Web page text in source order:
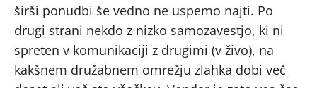
širši ponudbi še vedno ne uspemo najti. Po
drugi strani nekdo z nizko samozavestjo, ki ni
spreten v komunikaciji z drugimi (v živo), na
kakšnem družabnem omrežju zlahka dobi več